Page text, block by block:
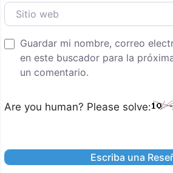
Sitio web
Guardar mi nombre, correo
en este buscador para la
un comentario.
Are you human? Please solve: